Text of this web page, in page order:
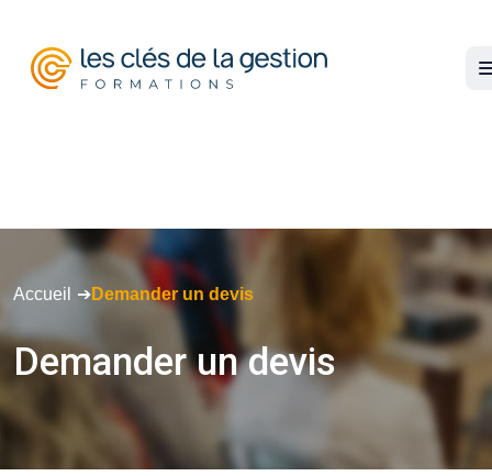
/home/sobzxar/www/cache/
un-devis
on line 413
Accueil Demander un devis
Demander un devis